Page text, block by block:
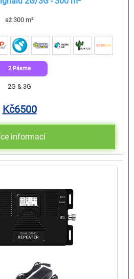
až 300 m²
2 Pásma
2G & 3G
Kč6500
informací